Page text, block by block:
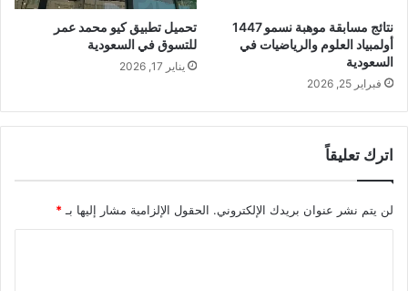
نتائج مسابقة موهبة نسمو 1447
أولمبياد العلوم والرياضيات في
السعودية
فبراير 25, 2026
تحميل تطبيق كيو محمد عمر
للتسوق في السعودية
يناير 17, 2026
اترك تعليقاً
لن يتم نشر عنوان بريدك الإلكتروني. الحقول الإلزامية مشار إليها بـ *